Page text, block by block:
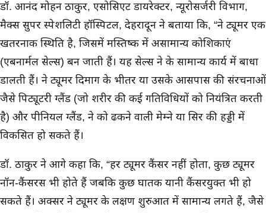
डॉ. आनंद मोहन ठाकुर, एसोसिएट डायरेक्टर, न्यूरोसर्जरी विभाग,
मैक्स सुपर स्पेशलिटी हॉस्पिटल, देहरादून ने बताया कि, “ब्रेन ट्यूमर एक
खतरनाक स्थिति है, जिसमें मस्तिष्क में असामान्य कोशिकाएं
(एबनार्मल सेल्स) बन जाती हैं। यह सेल्स ब्रेन के सामान्य कार्य में बाधा
डालती हैं। ब्रेन ट्यूमर दिमाग के भीतर या उसके आसपास की संरचनाओं
जैसे पिट्यूटरी ग्लैंड (जो शरीर की कई गतिविधियों को नियंत्रित करती
है) और पीनियल ग्लैंड, ब्रेन को ढकने वाली मेम्ब्रेन या सिर की हड्डी में
विकसित हो सकते हैं।
डॉ. ठाकुर ने आगे कहा कि, “हर ट्यूमर कैंसर नहीं होता, कुछ ट्यूमर
नॉन-कैंसरस भी होते हैं जबकि कुछ घातक यानी कैंसरयुक्त भी हो
सकते हैं। अक्सर ब्रेन ट्यूमर के लक्षण शुरुआत में सामान्य लगते हैं, जैसे